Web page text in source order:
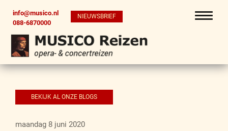
info@musico.nl
088-6870000
NIEUWSBRIEF
BEKIJK AL ONZE BLOGS
maandag 8 juni 2020